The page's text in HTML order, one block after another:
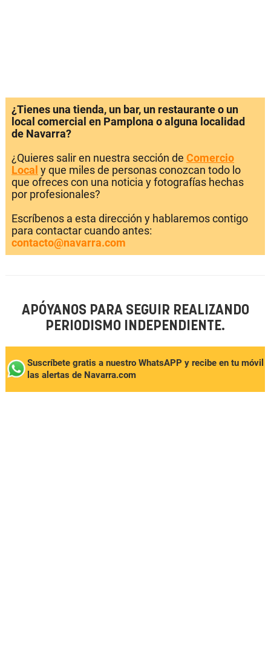
¿Tienes una tienda, un bar, un restaurante o un
local comercial en Pamplona o alguna localidad
de Navarra?
¿Quieres salir en nuestra sección de Comercio
Local y que miles de personas conozcan todo lo
que ofreces con una noticia y fotografías hechas
por profesionales?
Escríbenos a esta dirección y hablaremos contigo
para contactar cuando antes:
contacto@navarra.com
APÓYANOS PARA SEGUIR REALIZANDO
PERIODISMO INDEPENDIENTE.
Suscríbete gratis a nuestro WhatsAPP y recibe en tu móvil
las alertas de Navarra.com